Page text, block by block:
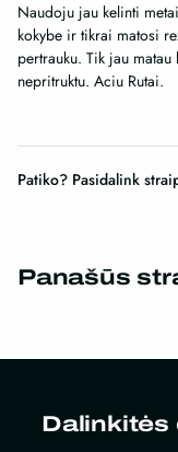
Naudoju jau kelinti
kokybe ir tikrai matosi
pertrauku. Tik jau
nepritruktu. Aciu Rutai.
Patiko? Pasidalink
Panašūs
Dalinkitės